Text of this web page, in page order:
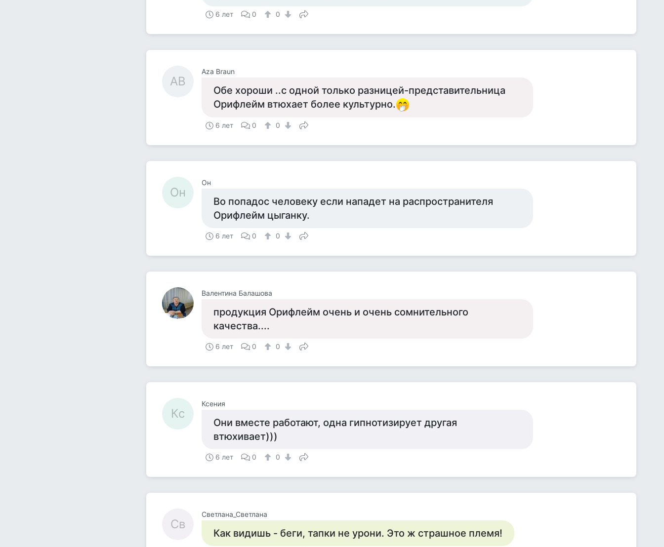
6 лет 0 0
AB
Aza Braun
Обе хороши ..с одной только разницей-представительница
Орифлейм втюхает более культурно.
6 лет 0 0
Он
Он
Во попадос человеку если нападет на распространителя
Орифлейм цыганку.
6 лет 0 0
Валентина Балашова
продукция Орифлейм очень и очень сомнительного
качества....
6 лет 0 0
Кс
Ксения
Они вместе работают, одна гипнотизирует другая
втюхивает)))
6 лет 0 0
Св
Светлана_Светлана
Как видишь - беги, тапки не урони. Это ж страшное племя!